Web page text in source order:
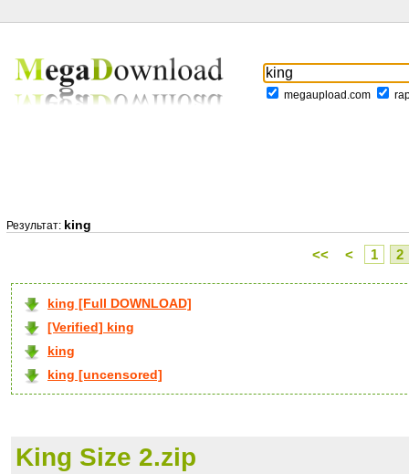
megaupload.com
Результат: king
<< < 1 2
king [Full DOWNLOAD]
[Verified] king
king
king [uncensored]
King Size 2.zip